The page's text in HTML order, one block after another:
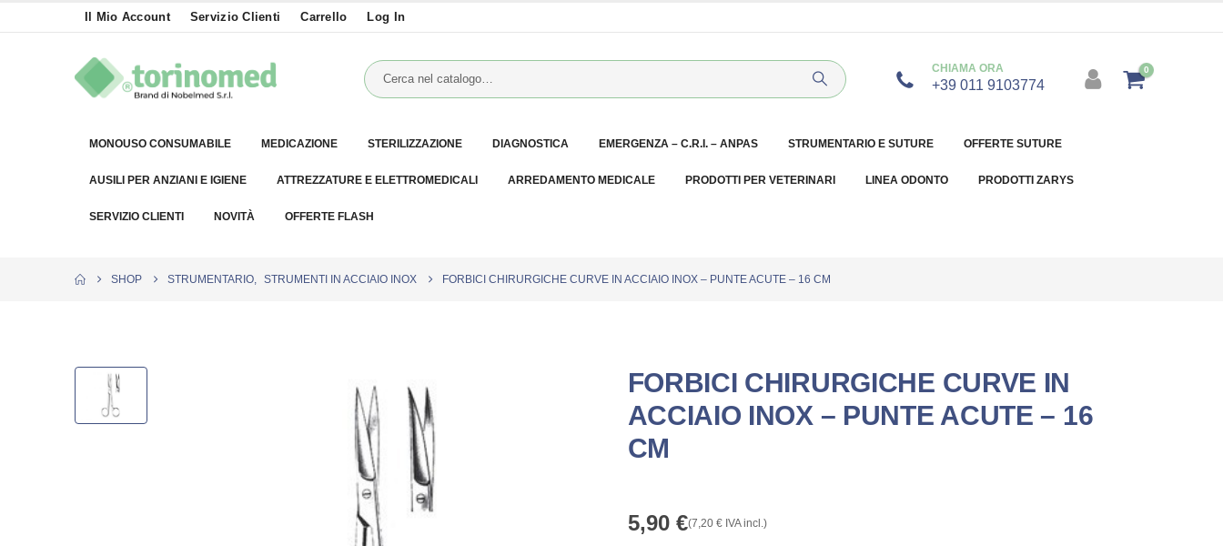
Il Mio Account Servizio Clienti Carrello Log In
CHIAMA ORA
+39 011 9103774
0
MONOUSO CONSUMABILE MEDICAZIONE STERILIZZAZIONE DIAGNOSTICA EMERGENZA – C.R.I. – ANPAS STRUMENTARIO E SUTURE OFFERTE SUTURE
AUSILI PER ANZIANI E IGIENE ATTREZZATURE E ELETTROMEDICALI ARREDAMENTO MEDICALE PRODOTTI PER VETERINARI LINEA ODONTO PRODOTTI ZARYS
SERVIZIO CLIENTI NOVITÀ OFFERTE FLASH
SHOP STRUMENTARIO STRUMENTI IN ACCIAIO INOX FORBICI CHIRURGICHE CURVE IN ACCIAIO INOX – PUNTE ACUTE – 16 CM
FORBICI CHIRURGICHE CURVE IN
ACCIAIO INOX – PUNTE ACUTE – 16
CM
5,90 €(7,20 €IVA incl.)